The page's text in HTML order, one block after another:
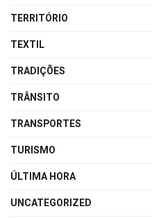
TERRITÓRIO
TEXTIL
TRADIÇÕES
TRÂNSITO
TRANSPORTES
TURISMO
ÚLTIMA HORA
UNCATEGORIZED